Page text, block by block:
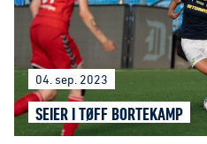
04. sep. 2023
SEIER I TØFF BORTEKAMP